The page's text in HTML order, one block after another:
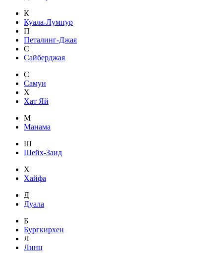
К
Куала-Лумпур
П
Петалинг-Джая
С
Сайберджая
С
Самуи
Х
Хат Яй
М
Манама
Ш
Шейх-Заид
Х
Хайфа
Д
Дуала
Б
Бургкирхен
Л
Линц